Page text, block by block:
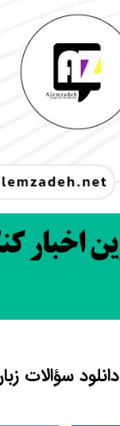
دانلود سؤالات